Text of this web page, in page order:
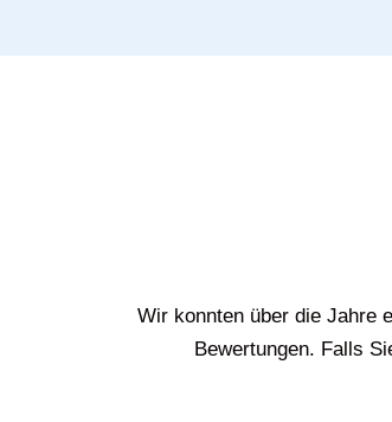
Wir konnten über die Jahre
Bewertungen. Falls